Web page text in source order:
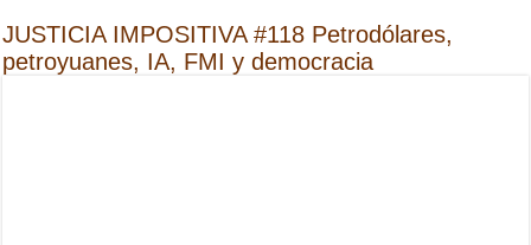
JUSTICIA IMPOSITIVA #118 Petrodólares,
petroyuanes, IA, FMI y democracia